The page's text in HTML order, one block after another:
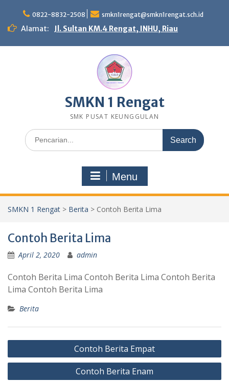
content
0822-8832-2508 smkn1rengat@smkn1rengat.sch.id
Alamat: Jl. Sultan KM.4 Rengat, INHU, Riau
SMKN 1 Rengat
SMK PUSAT KEUNGGULAN
Search
for:
Menu
SMKN 1 Rengat > Berita > Contoh Berita Lima
Contoh Berita Lima
April 2, 2020 admin
Contoh Berita Lima Contoh Berita Lima Contoh Berita
Lima Contoh Berita Lima
Berita
Post
navigation
Contoh Berita Empat
Contoh Berita Enam